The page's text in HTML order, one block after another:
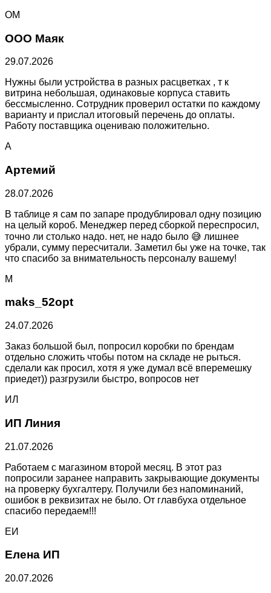
ОМ
ООО Маяк
29.07.2026
Нужны были устройства в разных расцветках , т к
витрина небольшая, одинаковые корпуса ставить
бессмысленно. Сотрудник проверил остатки по каждому
варианту и прислал итоговый перечень до оплаты.
Работу поставщика оцениваю положительно.
А
Артемий
28.07.2026
В таблице я сам по запаре продублировал одну позицию
на целый короб. Менеджер перед сборкой переспросил,
точно ли столько надо. нет, не надо было 😅 лишнее
убрали, сумму пересчитали. Заметил бы уже на точке, так
что спасибо за внимательность персоналу вашему!
M
maks_52opt
24.07.2026
Заказ большой был, попросил коробки по брендам
отдельно сложить чтобы потом на складе не рыться.
сделали как просил, хотя я уже думал всё вперемешку
приедет)) разгрузили быстро, вопросов нет
ИЛ
ИП Линия
21.07.2026
Работаем с магазином второй месяц. В этот раз
попросили заранее направить закрывающие документы
на проверку бухгалтеру. Получили без напоминаний,
ошибок в реквизитах не было. От главбуха отдельное
спасибо передаем!!!
ЕИ
Елена ИП
20.07.2026